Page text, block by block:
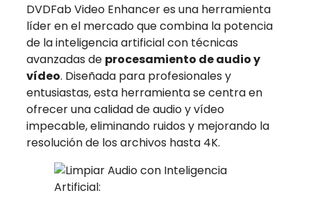
DVDFab Video Enhancer es una herramienta
líder en el mercado que combina la potencia
de la inteligencia artificial con técnicas
avanzadas de procesamiento de audio y
vídeo. Diseñada para profesionales y
entusiastas, esta herramienta se centra en
ofrecer una calidad de audio y vídeo
impecable, eliminando ruidos y mejorando la
resolución de los archivos hasta 4K.